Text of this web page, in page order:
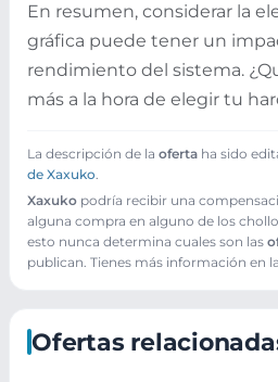
En resumen, considerar la
gráfica puede tener un
rendimiento del sistema.
más a la hora de elegir tu
La descripción de la oferta ha sido
de Xaxuko
Xaxuko podría recibir una
alguna compra en alguno de los
esto nunca determina cuales son las
publican. Tienes más información en
Ofertas